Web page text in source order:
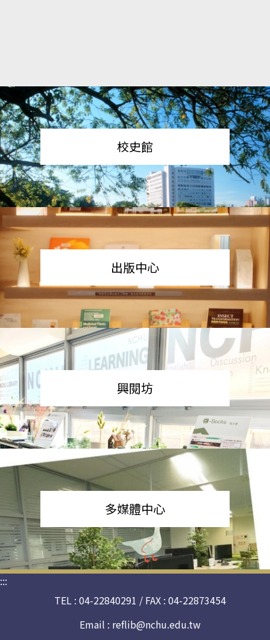
校史館
出版中心
興閱坊
多媒體中心
:::
TEL : 04-22840291 / FAX : 04-22873454
Email : reflib@nchu.edu.tw